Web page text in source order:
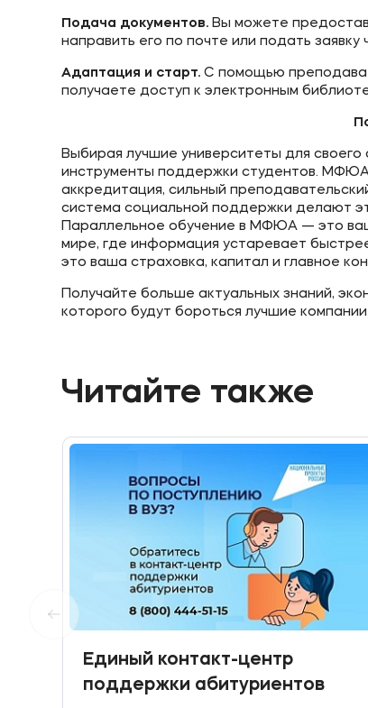
Подача документов. Вы можете
направить его по почте или подать
Адаптация и старт. С помощью
получаете доступ к электронным
Выбирая лучшие университеты для
инструменты поддержки студентов. МФЮА
аккредитация, сильный
система социальной поддержки делают
Параллельное обучение в МФЮА — это
мире, где информация устаревает
это ваша страховка, капитал и главное
Получайте больше актуальных знаний,
которого будут бороться лучшие
Читайте также
Единый контакт-центр
поддержки абитуриентов